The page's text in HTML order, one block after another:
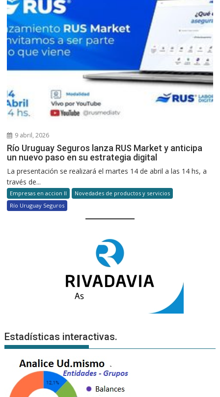
9 abril, 2026
Río Uruguay Seguros lanza RUS Market y anticipa
un nuevo paso en su estrategia digital
La presentación se realizará el martes 14 de abril a las 14 hs, a
través de...
Empresas en accion II
Novedades de productos y servicios
Río Uruguay Seguros
Estadísticas interactivas.